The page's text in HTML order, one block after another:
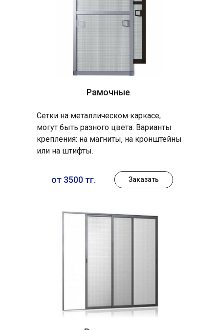
Рамочные
Сетки на металлическом каркасе,
могут быть разного цвета. Варианты
крепления: на магниты, на кронштейны
или на штифты.
от 3500 тг. Заказать